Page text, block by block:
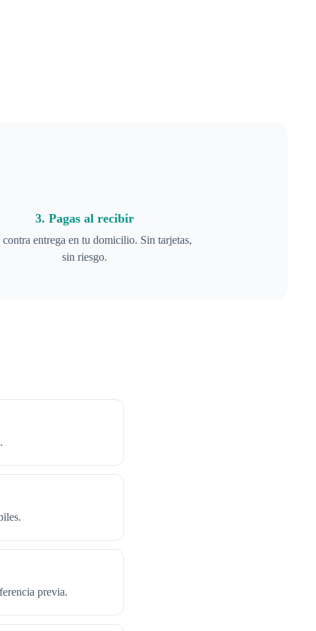
3. Pagas al recibir
contra entrega en tu domicilio. Sin tarjetas,
sin riesgo.
previa.